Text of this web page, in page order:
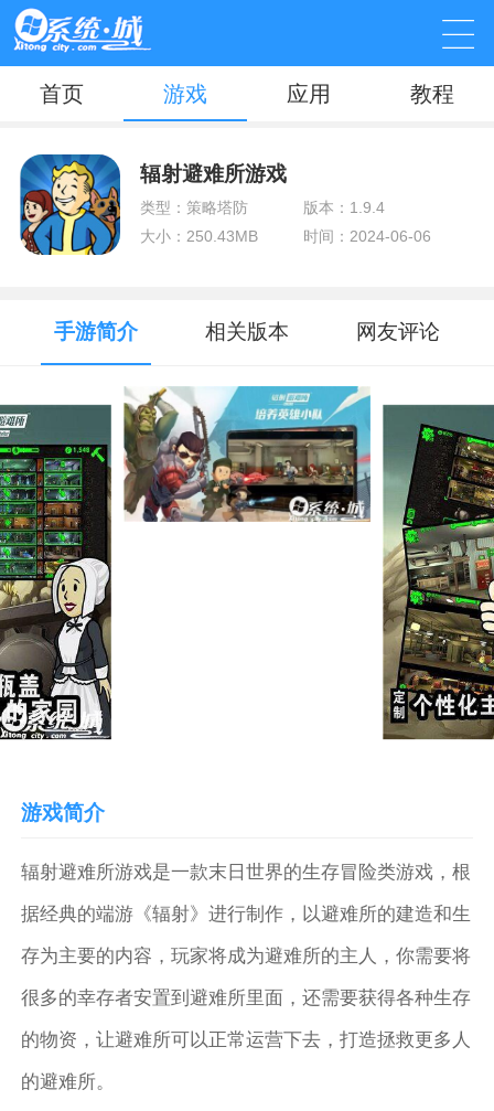
首页 游戏 应用 教程
辐射避难所游戏
类型：策略塔防
版本：1.9.4
大小：250.43MB
时间：2024-06-06
手游简介 相关版本 网友评论
游戏简介
辐射避难所游戏是一款末日世界的生存冒险类游戏，根
据经典的端游《辐射》进行制作，以避难所的建造和生
存为主要的内容，玩家将成为避难所的主人，你需要将
很多的幸存者安置到避难所里面，还需要获得各种生存
的物资，让避难所可以正常运营下去，打造拯救更多人
的避难所。